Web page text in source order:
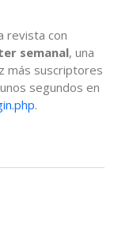
revista con
semanal, una
más suscriptores
segundos en
.